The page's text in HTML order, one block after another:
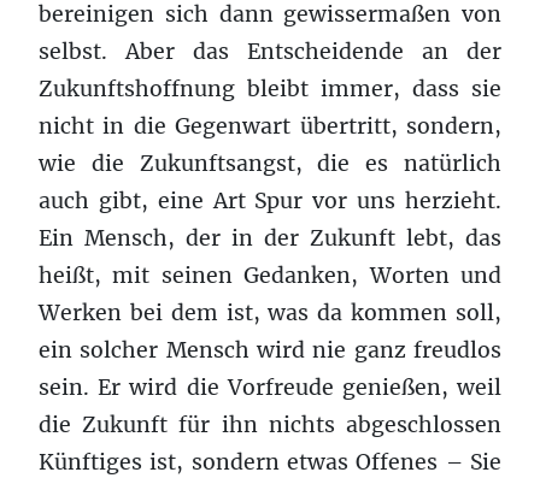
bereinigen sich dann gewissermaßen von
selbst. Aber das Entscheidende an der
Zukunftshoffnung bleibt immer, dass sie
nicht in die Gegenwart übertritt, sondern,
wie die Zukunftsangst, die es natürlich
auch gibt, eine Art Spur vor uns herzieht.
Ein Mensch, der in der Zukunft lebt, das
heißt, mit seinen Gedanken, Worten und
Werken bei dem ist, was da kommen soll,
ein solcher Mensch wird nie ganz freudlos
sein. Er wird die Vorfreude genießen, weil
die Zukunft für ihn nichts abgeschlossen
Künftiges ist, sondern etwas Offenes – Sie